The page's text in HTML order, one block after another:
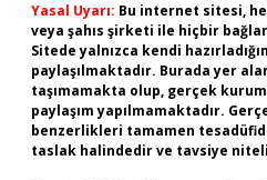
Yasal Uyarı: Bu internet sitesi,
veya şahıs şirketi ile hiçbir
Sitede yalnızca kendi
paylaşılmaktadır. Burada yer
taşımamakta olup, gerçek
paylaşım yapılmamaktadır.
benzerlikleri tamamen
taslak halindedir ve tavsiye